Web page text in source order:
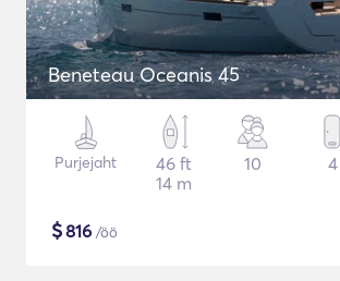
Beneteau Oceanis 45
Purjejaht
46 ft
14 m
10 4
$816 /öö